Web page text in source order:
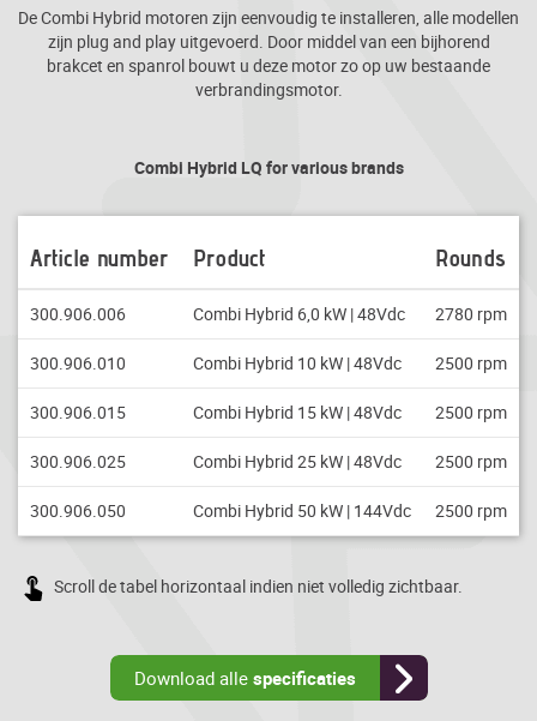
De Combi Hybrid motoren zijn eenvoudig te installeren, alle modellen
zijn plug and play uitgevoerd. Door middel van een bijhorend
brakcet en spanrol bouwt u deze motor zo op uw bestaande
verbrandingsmotor.
Combi Hybrid LQ for various brands
Article number Product Rounds
300.906.006 Combi Hybrid 6,0 kW | 48Vdc 2780 rpm
300.906.010 Combi Hybrid 10 kW | 48Vdc 2500 rpm
300.906.015 Combi Hybrid 15 kW | 48Vdc 2500 rpm
300.906.025 Combi Hybrid 25 kW | 48Vdc 2500 rpm
300.906.050 Combi Hybrid 50 kW | 144Vdc 2500 rpm
Scroll de tabel horizontaal indien niet volledig zichtbaar.
Download alle specificaties